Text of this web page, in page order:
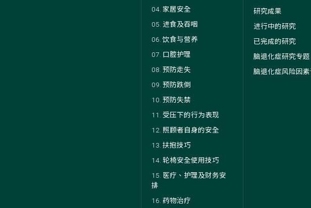
04. 家居安全
05. 进食及吞咽
06. 饮食与营养
07. 口腔护理
08. 预防走失
09. 预防跌倒
10. 预防失禁
11. 受压下的行为表现
12. 照顾者自身的安全
13. 扶抱技巧
14. 轮椅安全使用技巧
15. 医疗、护理及财务安
排
16. 药物治疗
研究成果
进行中的研究
已完成的研究
脑退化症研究专题
脑退化症风险因